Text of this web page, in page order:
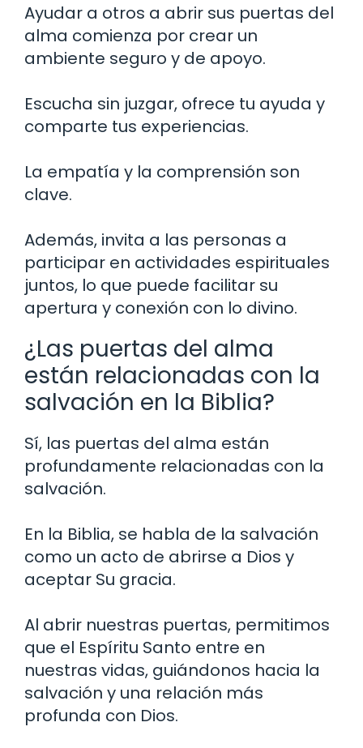
Ayudar a otros a abrir sus puertas del
alma comienza por crear un
ambiente seguro y de apoyo.
Escucha sin juzgar, ofrece tu ayuda y
comparte tus experiencias.
La empatía y la comprensión son
clave.
Además, invita a las personas a
participar en actividades espirituales
juntos, lo que puede facilitar su
apertura y conexión con lo divino.
¿Las puertas del alma
están relacionadas con la
salvación en la Biblia?
Sí, las puertas del alma están
profundamente relacionadas con la
salvación.
En la Biblia, se habla de la salvación
como un acto de abrirse a Dios y
aceptar Su gracia.
Al abrir nuestras puertas, permitimos
que el Espíritu Santo entre en
nuestras vidas, guiándonos hacia la
salvación y una relación más
profunda con Dios.